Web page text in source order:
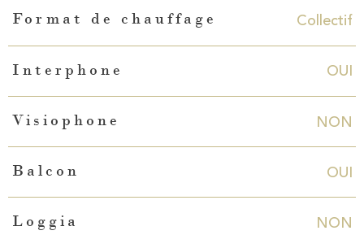
Format de chauffage Collectif
Interphone OUI
Visiophone NON
Balcon OUI
Loggia NON